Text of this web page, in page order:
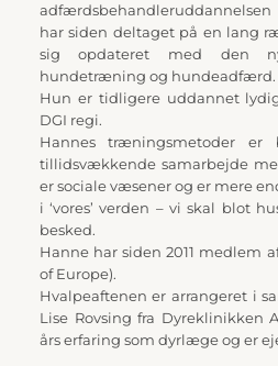
adfærdsbehandleruddannelsen
har siden deltaget på en lang
sig opdateret med den
hundetræning og hundeadfærd.
Hun er tidligere uddannet
DGI regi.
Hannes træningsmetoder
tillidsvækkende samarbejde
er sociale væsener og er mere
i ‘vores’ verden – vi skal blot
besked.
Hanne har siden 2011 medlem
of Europe).
Hvalpeaftenen er arrangeret i
Lise Rovsing fra Dyreklinikken
års erfaring som dyrlæge og er